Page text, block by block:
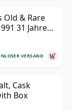
Old & Rare
31 Jahre
VERSAND
Cask
Box